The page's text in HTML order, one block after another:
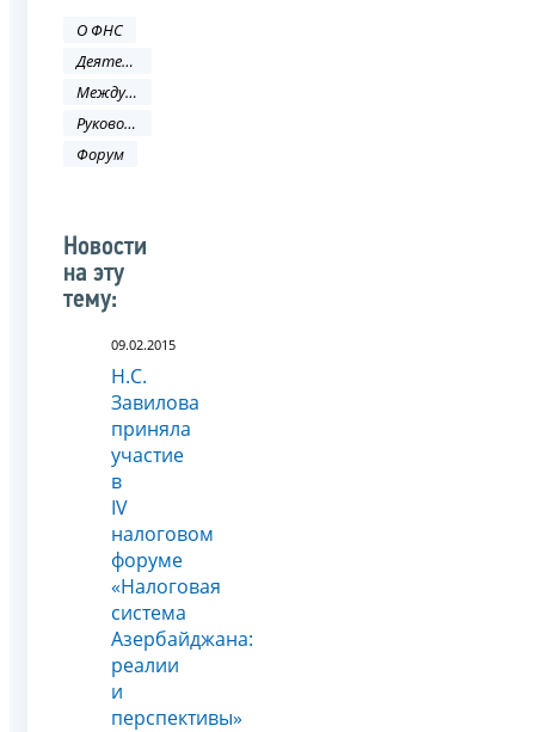
О ФНС
Деятельность ФНС
Международное сотрудничество
Руководитель ФНС России
Форум
Новости
на эту
тему:
09.02.2015
Н.С.
Завилова
приняла
участие
в
IV
налоговом
форуме
«Налоговая
система
Азербайджана:
реалии
и
перспективы»